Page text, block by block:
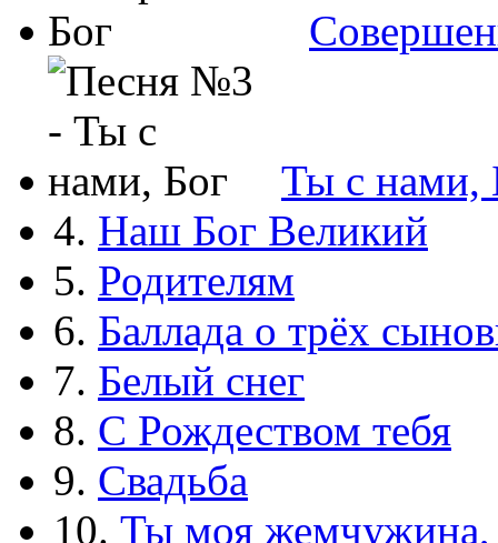
Ты с нами,
4. Наш Бог Великий
5. Родителям
6. Баллада о трёх
7. Белый снег
8. С Рождеством тебя
9. Свадьба
10. Ты моя жемчужина,